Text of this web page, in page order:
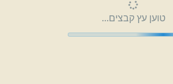
טוען עץ קבצים...